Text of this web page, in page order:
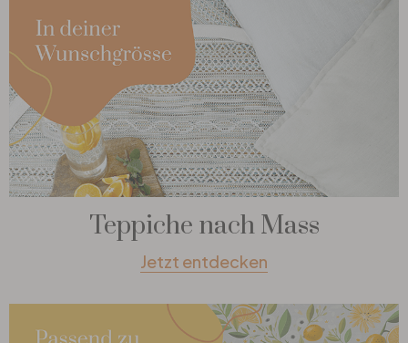
Teppiche nach Mass
Jetzt entdecken